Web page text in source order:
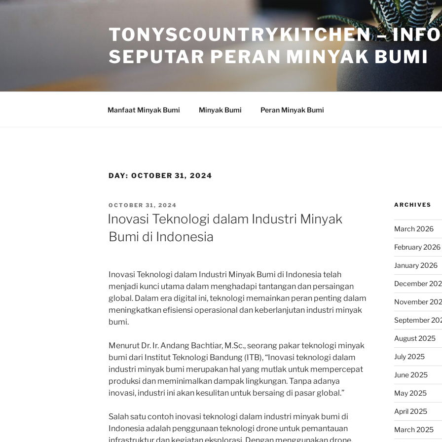
Skip
TONYSCOUNTRYKITCHEN –
SEPUTAR PERAN MINYAK BUMI
Manfaat Minyak Bumi Minyak Bumi Peran Minyak Bumi
DAY: OCTOBER 31, 2024
POSTED
ON
OCTOBER 31, 2024
Inovasi Teknologi dalam Industri Minyak
Bumi di Indonesia
Inovasi Teknologi dalam Industri Minyak Bumi di Indonesia telah
menjadi kunci utama dalam menghadapi tantangan dan persaingan
global. Dalam era digital ini, teknologi memainkan peran penting dalam
meningkatkan efisiensi operasional dan keberlanjutan industri minyak
bumi.
Menurut Dr. Ir. Andang Bachtiar, M.Sc., seorang pakar teknologi minyak
bumi dari Institut Teknologi Bandung (ITB), “Inovasi teknologi dalam
industri minyak bumi merupakan hal yang mutlak untuk mempercepat
produksi dan meminimalkan dampak lingkungan. Tanpa adanya
inovasi, industri ini akan kesulitan untuk bersaing di pasar global.”
Salah satu contoh inovasi teknologi dalam industri minyak bumi di
Indonesia adalah penggunaan teknologi drone untuk pemantauan
ARCHIVES
March 2026
February 2026
January 2026
December
November
September
August 2025
July 2025
June 2025
May 2025
April 2025
March 2025